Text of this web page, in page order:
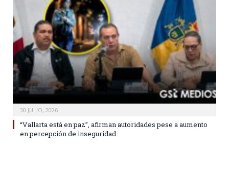
30 JULIO, 2026
“Vallarta está en paz”, afirman autoridades pese a aumento
en percepción de inseguridad